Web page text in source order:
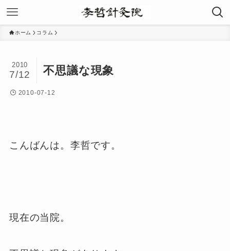
ホーム コラム
不思議な現象
2010
7/12
2010-07-12
こんばんは。李哲です。
現在の当院。